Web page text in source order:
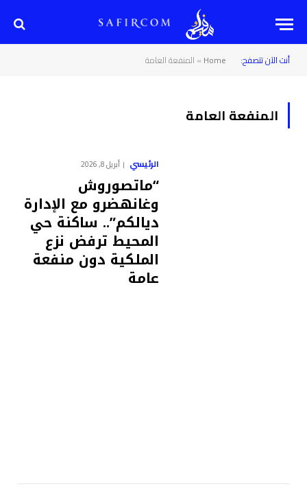
أنت الآن تتصفح: Home
» المنفعة العامة
المنفعة العامة
الرئيسي أبريل 8, 2026
“ماتصوروش
وغانهضرو مع الإدارة
ديالكم”.. ساكنة حي
المحيط ترفض نزع
الملكية دون منفعة
عامة